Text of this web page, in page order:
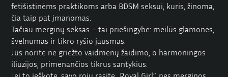
fetišistinėms praktikoms arba BDSM seksui , kuris, žinoma,
čia taip pat įmanomas.
Tačiau merginų seksas – tai priešingybė: meilūs glamonės,
švelnumas ir tikro ryšio jausmas.
Jūs norite ne griežto vaidmenų žaidimo, o harmoningos
iliuzijos, primenančios tikrus santykius.